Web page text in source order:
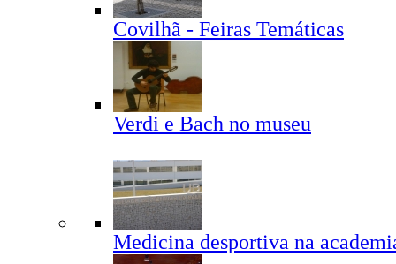
Covilhã - Feiras Temáticas
Verdi e Bach no museu
Medicina desportiva na